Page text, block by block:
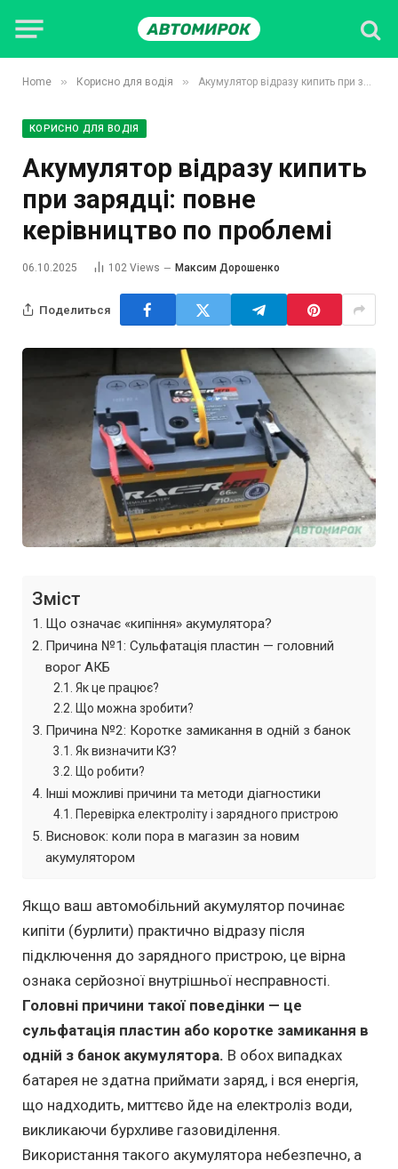
Home » Корисно для водія » Акумулятор відразу кипить при зарядці: повне керівництво по проблемі
КОРИСНО ДЛЯ ВОДІЯ
Акумулятор відразу кипить
при зарядці: повне
керівництво по проблемі
06.10.2025 102 Views Максим Дорошенко
Поделиться
Зміст
Що означає «кипіння» акумулятора?
Причина №1: Сульфатація пластин — головний
ворог АКБ
Як це працює?
Що можна зробити?
Причина №2: Коротке замикання в одній з банок
Як визначити КЗ?
Що робити?
Інші можливі причини та методи діагностики
Перевірка електроліту і зарядного пристрою
Висновок: коли пора в магазин за новим
акумулятором
Якщо ваш автомобільний акумулятор починає
кипіти (бурлити) практично відразу після
підключення до зарядного пристрою, це вірна
ознака серйозної внутрішньої несправності.
Головні причини такої поведінки — це
сульфатація пластин або коротке замикання в
одній з банок акумулятора. В обох випадках
батарея не здатна приймати заряд, і вся енергія,
що надходить, миттєво йде на електроліз води,
викликаючи бурхливе газовиділення.
Використання такого акумулятора небезпечно, а